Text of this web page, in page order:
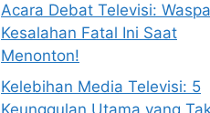
Acara Debat Televisi:
Kesalahan Fatal Ini Saat
Menonton!
Kelebihan Media Televisi: 5
Keunggulan Utama yang